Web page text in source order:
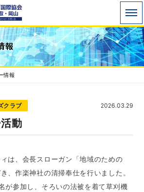
ーに地域
報
情報
2026.03.29
クラブ
動
は、会長スローガン「地域のための
、作楽神社の清掃奉仕を行いました。
が参加し、そろいの法被を着て草刈機